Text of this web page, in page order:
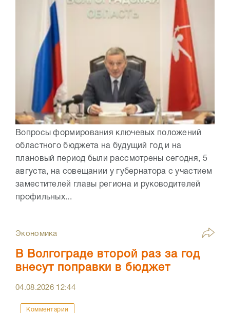
Вопросы формирования ключевых положений
областного бюджета на будущий год и на
плановый период были рассмотрены сегодня, 5
августа, на совещании у губернатора с участием
заместителей главы региона и руководителей
профильных...
Экономика
В Волгограде второй раз за год
внесут поправки в бюджет
04.08.2026 12:44
Комментарии